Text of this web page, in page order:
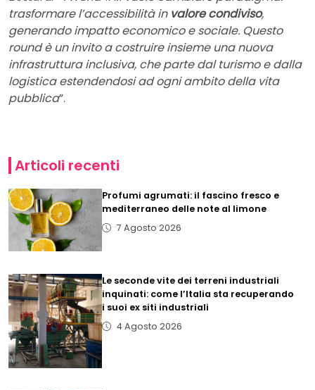
trasformare l’accessibilità in valore condiviso,
generando impatto economico e sociale. Questo
round è un invito a costruire insieme una nuova
infrastruttura inclusiva, che parte dal turismo e dalla
logistica estendendosi ad ogni ambito della vita
pubblica”.
Articoli recenti
Profumi agrumati: il fascino fresco e
mediterraneo delle note al limone
7 Agosto 2026
Le seconde vite dei terreni industriali
inquinati: come l’Italia sta recuperando
i suoi ex siti industriali
4 Agosto 2026